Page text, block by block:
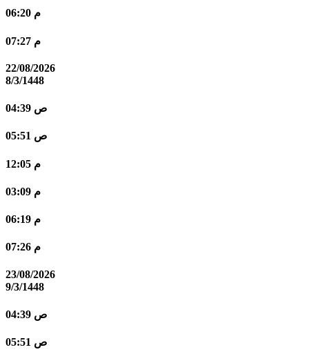
06:20 م
07:27 م
22/08/2026
8/3/1448
04:39 ص
05:51 ص
12:05 م
03:09 م
06:19 م
07:26 م
23/08/2026
9/3/1448
04:39 ص
05:51 ص